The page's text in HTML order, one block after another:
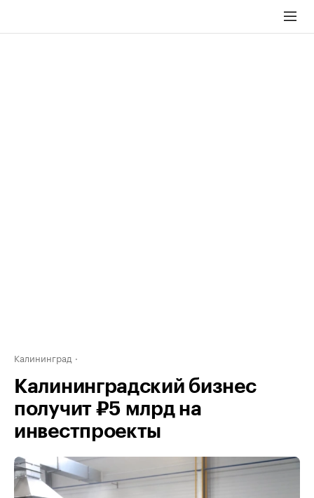
Калининград
Калининградский бизнес
получит ₽5 млрд на
инвестпроекты